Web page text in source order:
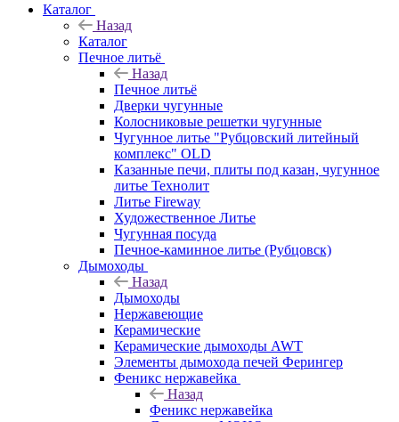
Каталог
Назад
Каталог
Печное литьё
Назад
Печное литьё
Дверки чугунные
Колосниковые решетки чугунные
Чугунное литье "Рубцовский литейный
комплекс" OLD
Казанные печи, плиты под казан, чугунное
литье Технолит
Литье Fireway
Художественное Литье
Чугунная посуда
Печное-каминное литье (Рубцовск)
Дымоходы
Назад
Дымоходы
Нержавеющие
Керамические
Керамические дымоходы AWT
Элементы дымохода печей Ферингер
Феникс нержавейка
Назад
Феникс нержавейка